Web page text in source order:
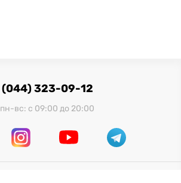
(044) 323-09-12
пн-вс: с 09:00 до 20:00